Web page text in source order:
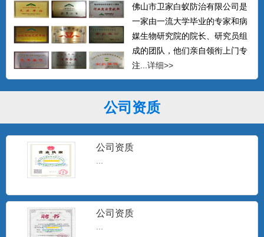
佛山市卫家白蚁防治有限公司是
一家由一流大学毕业的专家和病
媒生物研究院的院长、研究员组
成的团队，他们亲自领衔上门专
注... 详细>>
公司资质
公司资质
公司资质